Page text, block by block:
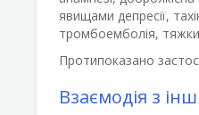
явищами депресії,
тромбоемболія,
Протипоказано
Взаємодія з